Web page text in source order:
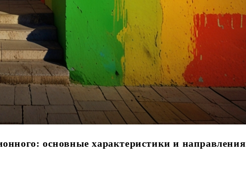
основные характеристики и направления